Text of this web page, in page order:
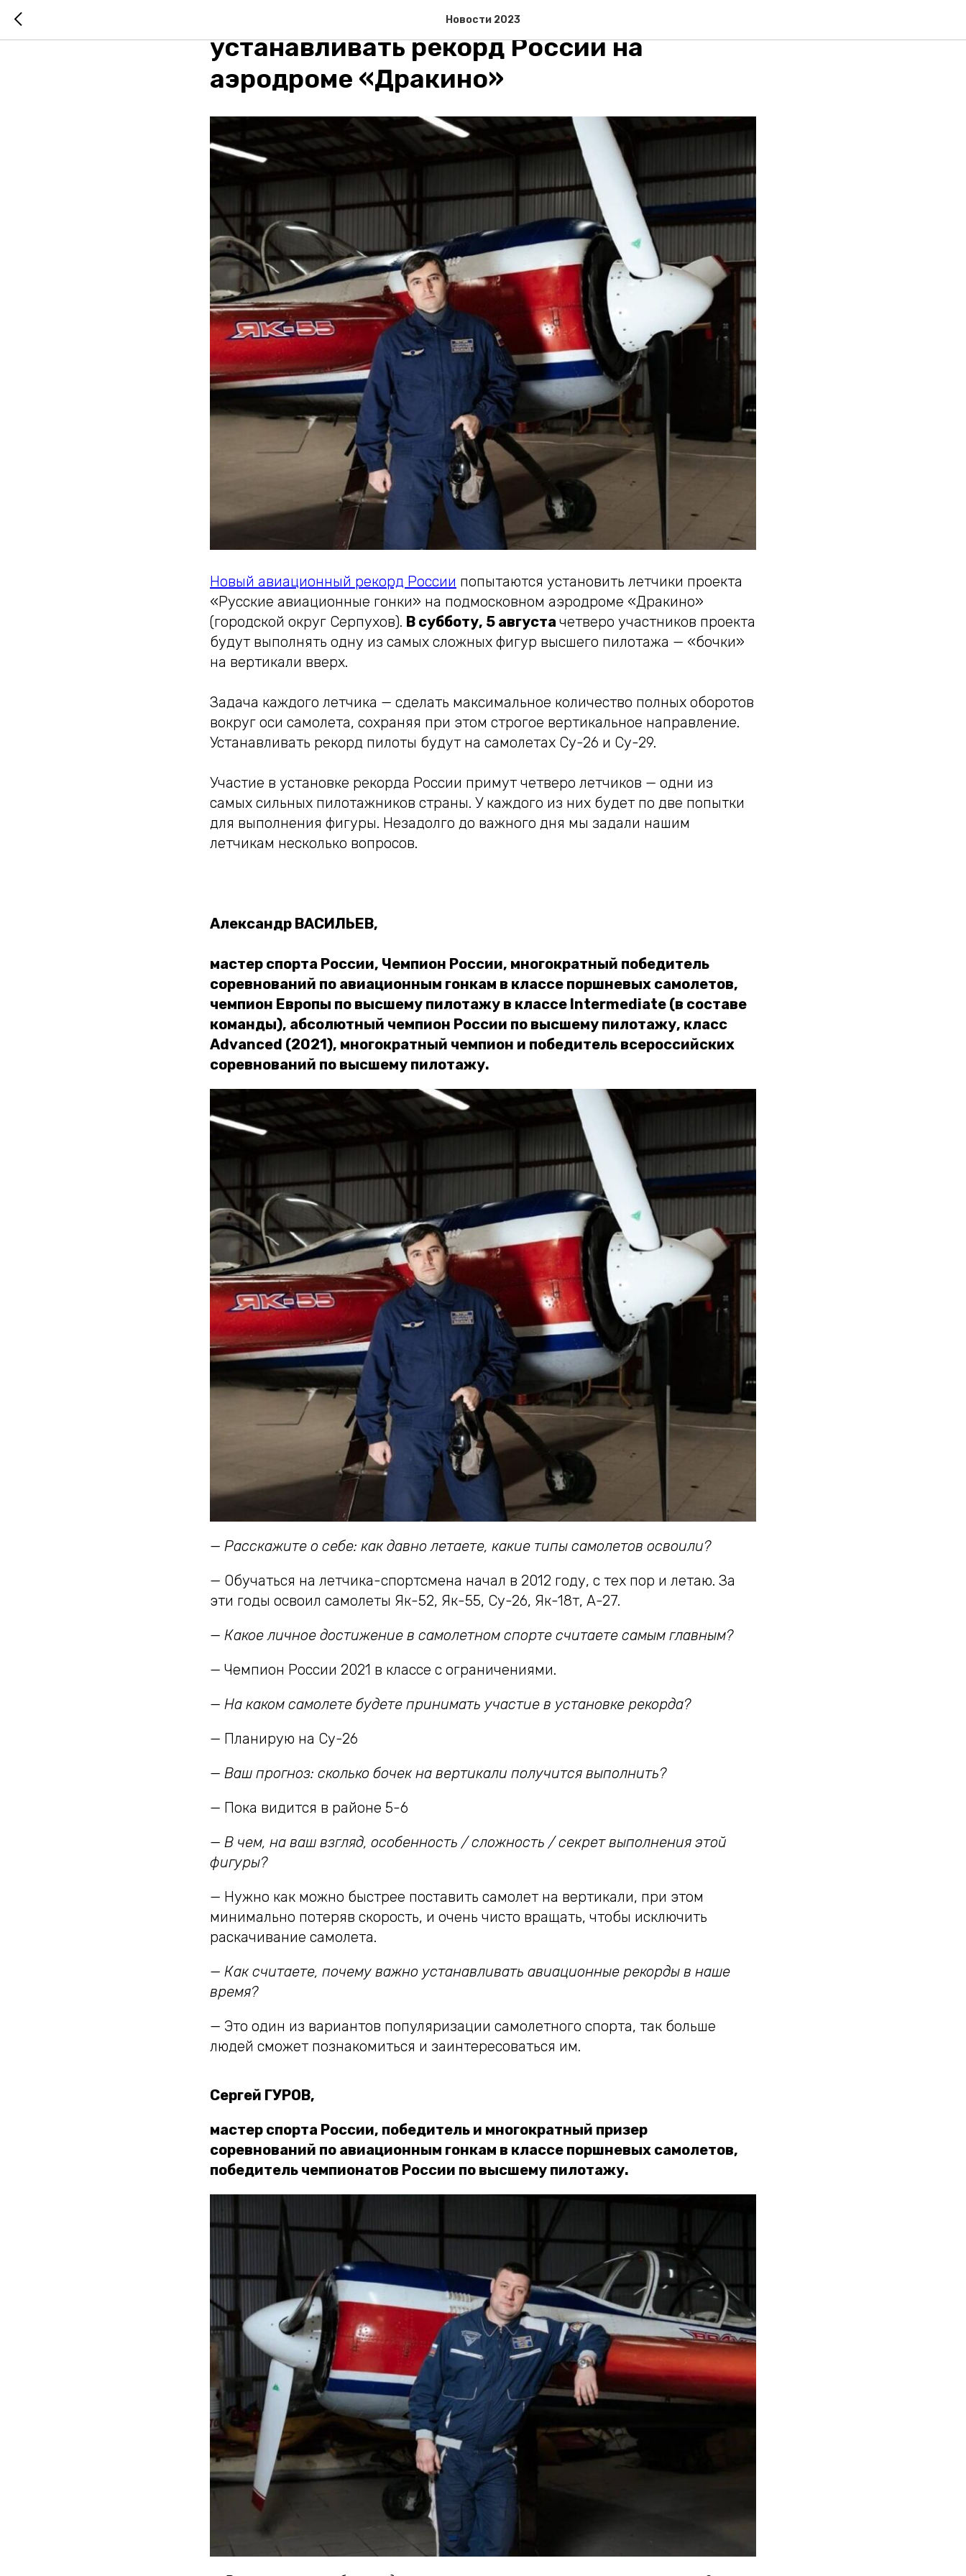
Новости 2023
Названы имена летчиков, которые будут
устанавливать рекорд России на
аэродроме «Дракино»
Новый авиационный рекорд России попытаются установить летчики проекта
«Русские авиационные гонки» на подмосковном аэродроме «Дракино»
(городской округ Серпухов). В субботу, 5 августа четверо участников проекта
будут выполнять одну из самых сложных фигур высшего пилотажа — «бочки»
на вертикали вверх.
Задача каждого летчика — сделать максимальное количество полных оборотов
вокруг оси самолета, сохраняя при этом строгое вертикальное направление.
Устанавливать рекорд пилоты будут на самолетах Су-26 и Су-29.
Участие в установке рекорда России примут четверо летчиков — одни из
самых сильных пилотажников страны. У каждого из них будет по две попытки
для выполнения фигуры. Незадолго до важного дня мы задали нашим
летчикам несколько вопросов.
Александр ВАСИЛЬЕВ,
мастер спорта России, Чемпион России, многократный победитель
соревнований по авиационным гонкам в классе поршневых самолетов,
чемпион Европы по высшему пилотажу в классе Intermediate (в составе
команды), абсолютный чемпион России по высшему пилотажу, класс
Advanced (2021), многократный чемпион и победитель всероссийских
соревнований по высшему пилотажу.
— Расскажите о себе: как давно летаете, какие типы самолетов освоили?
— Обучаться на летчика-спортсмена начал в 2012 году, с тех пор и летаю. За
эти годы освоил самолеты Як-52, Як-55, Су-26, Як-18т, А-27.
— Какое личное достижение в самолетном спорте считаете самым главным?
— Чемпион России 2021 в классе с ограничениями.
— На каком самолете будете принимать участие в установке рекорда?
— Планирую на Су-26
— Ваш прогноз: сколько бочек на вертикали получится выполнить?
— Пока видится в районе 5-6
— В чем, на ваш взгляд, особенность / сложность / секрет выполнения этой
фигуры?
— Нужно как можно быстрее поставить самолет на вертикали, при этом
минимально потеряв скорость, и очень чисто вращать, чтобы исключить
раскачивание самолета.
— Как считаете, почему важно устанавливать авиационные рекорды в наше
время?
— Это один из вариантов популяризации самолетного спорта, так больше
людей сможет познакомиться и заинтересоваться им.
Сергей ГУРОВ,
мастер спорта России, победитель и многократный призер
соревнований по авиационным гонкам в классе поршневых самолетов,
победитель чемпионатов России по высшему пилотажу.